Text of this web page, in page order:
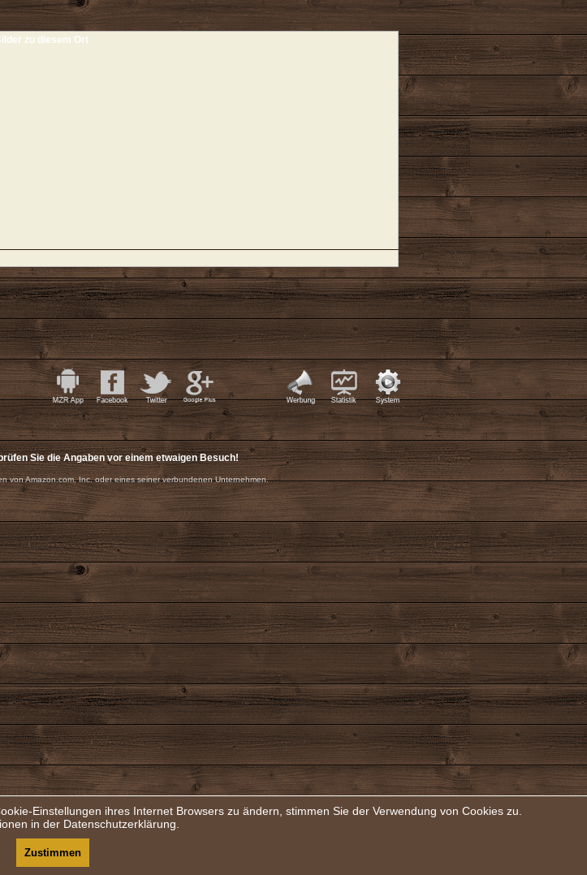
zu diesem Ort
Sie die Angaben vor einem etwaigen Besuch!
von Amazon.com, Inc. oder eines seiner verbundenen Unternehmen.
Einstellungen ihres Internet Browsers zu ändern, stimmen Sie der Verwendung von Cookies zu.
in der Datenschutzerklärung.
Zustimmen